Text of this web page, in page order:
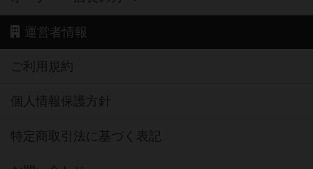
運営者情報
ご利用規約
個人情報保護方針
特定商取引法に基づく表記